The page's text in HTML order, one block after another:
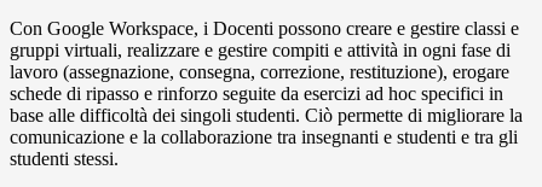
Con Google Workspace, i Docenti possono creare e gestire classi e
gruppi virtuali, realizzare e gestire compiti e attività in ogni fase di
lavoro (assegnazione, consegna, correzione, restituzione), erogare
schede di ripasso e rinforzo seguite da esercizi ad hoc specifici in
base alle difficoltà dei singoli studenti. Ciò permette di migliorare la
comunicazione e la collaborazione tra insegnanti e studenti e tra gli
studenti stessi.